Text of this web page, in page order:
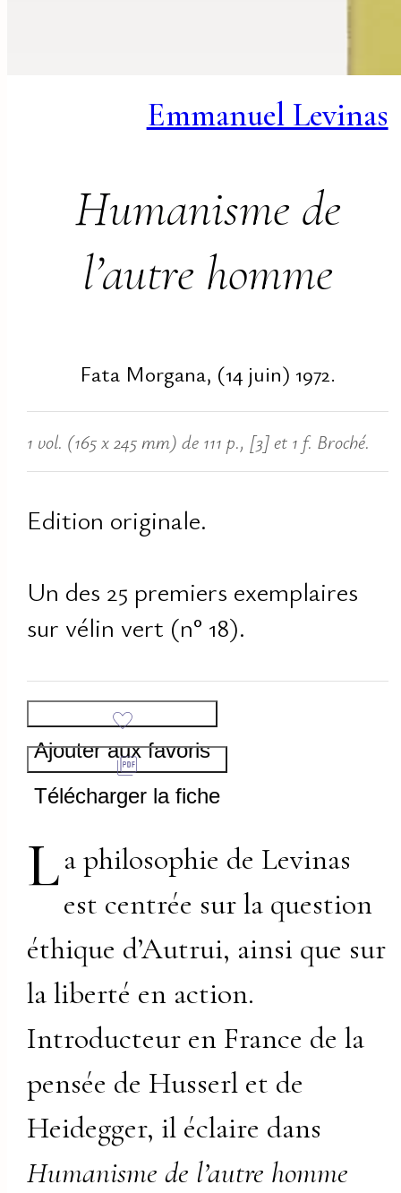
Emmanuel Levinas
Humanisme de
l’autre homme
Fata Morgana, (14 juin) 1972.
1 vol. (165 x 245 mm) de 111 p., [3] et 1 f. Broché.
Edition originale.
Un des 25 premiers exemplaires
sur vélin vert (n° 18).
Ajouter aux favoris
Télécharger la fiche
La philosophie de Levinas
est centrée sur la question
éthique d’Autrui, ainsi que sur
la liberté en action.
Introducteur en France de la
pensée de Husserl et de
Heidegger, il éclaire dans
Humanisme de l’autre homme